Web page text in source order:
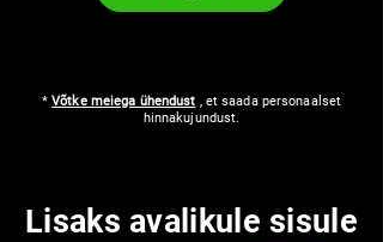
*Võtke meiega ühendust , et saada personaalset
hinnakujundust.
Lisaks avalikule sisule